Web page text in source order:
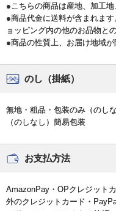
●こちらの商品は産地、加工
●商品代金に送料が含まれま
ョッピング内の他のお品物と
●商品の性質上、お届け地域
のし（掛紙）
無地・粗品・包装のみ（のし
（のしなし）簡易包装
お支払方法
AmazonPay・OPクレジット
外のクレジットカード・